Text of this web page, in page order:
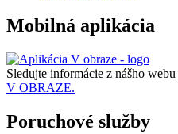
Mobilná aplikácia
Sledujte informácie z nášho
V OBRAZE.
Poruchové služby